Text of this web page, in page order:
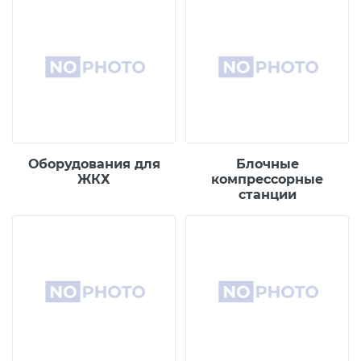
Оборудования для
ЖКХ
Блочные
компрессорные
станции